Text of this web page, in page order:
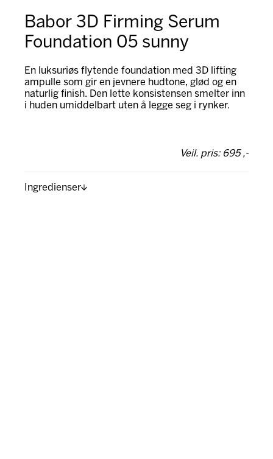
Babor 3D Firming Serum
Foundation 05 sunny
En luksuriøs flytende foundation med 3D lifting
ampulle som gir en jevnere hudtone, glød og en
naturlig finish. Den lette konsistensen smelter inn
i huden umiddelbart uten å legge seg i rynker.
Veil. pris: 695 ,-
Ingredienser